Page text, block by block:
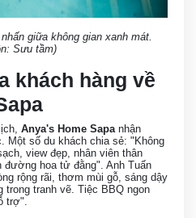
giữa không gian xanh mát.
Sưu tầm)
khách hàng về
Anya's Home Sapa nhận
Một số du khách chia sẻ: "Không
view đẹp, nhân viên thân
hoa tử đằng". Anh Tuấn
rộng rãi, thơm mùi gỗ, sáng dậy
tranh vẽ. Tiệc BBQ ngon
trợ".